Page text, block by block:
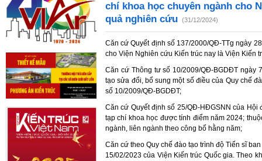
chí khoa học chuyên ngành cho
quả nghiên cứu (31/12/2024)
Căn cứ Quyết định số 137/2000/QĐ-TTg ngày
cho Viện Nghiên cứu Kiến trúc nay là Viện Kiến
Căn cứ Thông tư số 10/2009/QĐ-BGDĐT ngày
tạo sửa đổi, bổ sung một số điều của Quy chế
số 10/2009/QĐ-BGDĐT;
Căn cứ Quyết định số 25/QĐ-HĐGSNN của
tạp chí khoa học được tính điểm năm 2024;
ngành, liên ngành theo công bố hằng năm;
Căn cứ theo Quy chế đào tạo trình độ Tiến sĩ
15/02/2023 của Viện Kiến trúc Quốc gia. Theo